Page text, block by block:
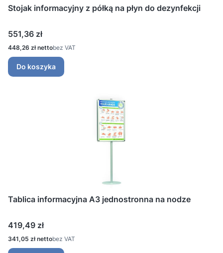
Stojak informacyjny z półką na płyn do dezynfekcji
Cena
551,36 zł
Cena
448,26 zł bez VAT
Do koszyka
Tablica informacyjna A3 jednostronna na nodze
Cena
419,49 zł
Cena
341,05 zł bez VAT